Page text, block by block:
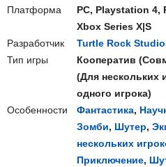
Платформа
PC, Playstation 4,
Xbox Series X|S
Разработчик
Turtle Rock
Тип игры
Кооператив (
(Для нескольких
одного игрока)
Особенности
Фантастика,
Зомби, Шутер,
нескольких
Приключение,